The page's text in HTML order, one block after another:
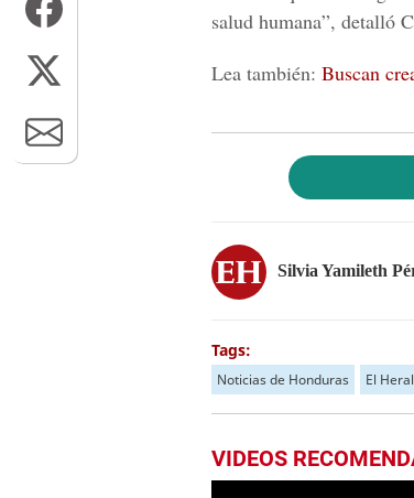
salud humana”, detalló
Lea también: Buscan
Silvia Yamileth
Tags:
Noticias de Honduras El
VIDEOS